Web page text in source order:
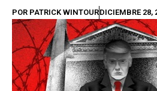
POR PATRICK WINTOURDICIEMBRE 28,